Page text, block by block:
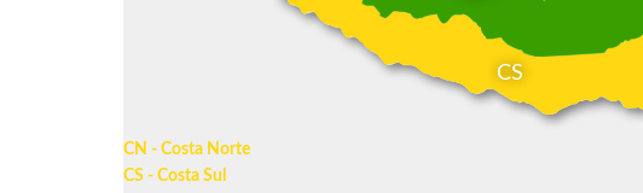
CS
CN - Costa Norte
CS - Costa Sul